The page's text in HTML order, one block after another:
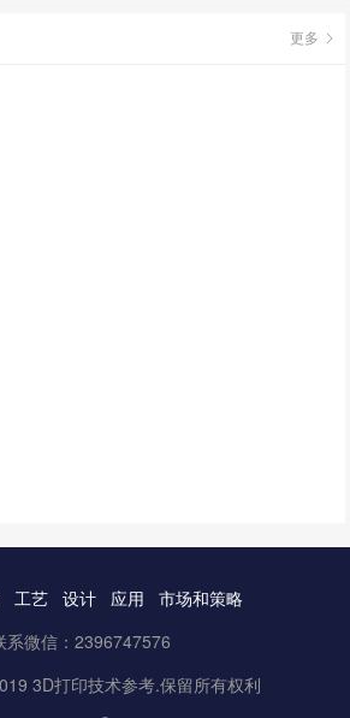
更多
工艺 设计 应用
市场和策略
系微信：2396747576
3D打印技术参考.保留所有权利